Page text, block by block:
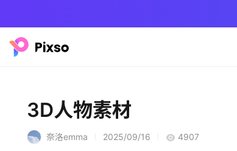
3D人物素材
奈洛emma 2025/09/16 4907